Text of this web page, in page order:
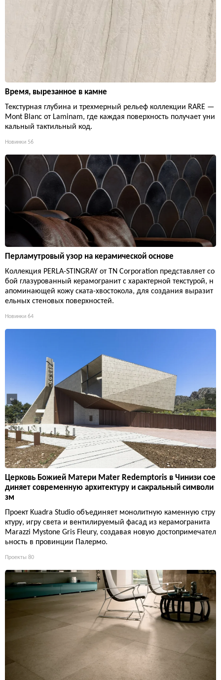
Время, вырезанное в камне
Текстурная глубина и трехмерный рельеф коллекции RARE —
Mont Blanc от Laminam, где каждая поверхность получает уни
кальный тактильный код.
Новинки 56
Перламутровый узор на керамической основе
Коллекция PERLA-STINGRAY от TN Corporation представляет со
бой глазурованный керамогранит с характерной текстурой, н
апоминающей кожу ската-хвостокола, для создания выразит
ельных стеновых поверхностей.
Новинки 64
Церковь Божией Матери Mater Redemptoris в Чинизи сое
диняет современную архитектуру и сакральный символи
зм
Проект Kuadra Studio объединяет монолитную каменную стру
ктуру, игру света и вентилируемый фасад из керамогранита
Marazzi Mystone Gris Fleury, создавая новую достопримечател
ьность в провинции Палермо.
Проекты 80